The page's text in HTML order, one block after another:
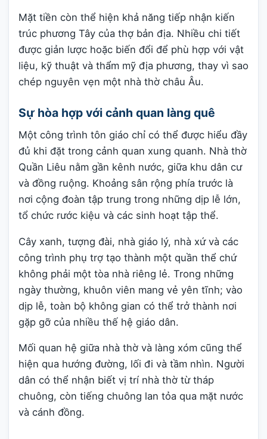
Mặt tiền còn thể hiện khả năng tiếp nhận kiến
trúc phương Tây của thợ bản địa. Nhiều chi tiết
được giản lược hoặc biến đổi để phù hợp với vật
liệu, kỹ thuật và thẩm mỹ địa phương, thay vì sao
chép nguyên vẹn một nhà thờ châu Âu.
Sự hòa hợp với cảnh quan làng quê
Một công trình tôn giáo chỉ có thể được hiểu đầy
đủ khi đặt trong cảnh quan xung quanh. Nhà thờ
Quần Liêu nằm gần kênh nước, giữa khu dân cư
và đồng ruộng. Khoảng sân rộng phía trước là
nơi cộng đoàn tập trung trong những dịp lễ lớn,
tổ chức rước kiệu và các sinh hoạt tập thể.
Cây xanh, tượng đài, nhà giáo lý, nhà xứ và các
công trình phụ trợ tạo thành một quần thể chứ
không phải một tòa nhà riêng lẻ. Trong những
ngày thường, khuôn viên mang vẻ yên tĩnh; vào
dịp lễ, toàn bộ không gian có thể trở thành nơi
gặp gỡ của nhiều thế hệ giáo dân.
Mối quan hệ giữa nhà thờ và làng xóm cũng thể
hiện qua hướng đường, lối đi và tầm nhìn. Người
dân có thể nhận biết vị trí nhà thờ từ tháp
chuông, còn tiếng chuông lan tỏa qua mặt nước
và cánh đồng.